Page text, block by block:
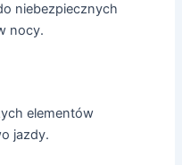
niebezpiecznych
nocy.
elementów
jazdy.